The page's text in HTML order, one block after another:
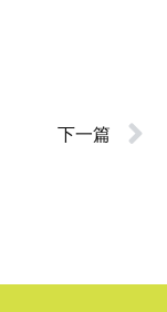
下一篇